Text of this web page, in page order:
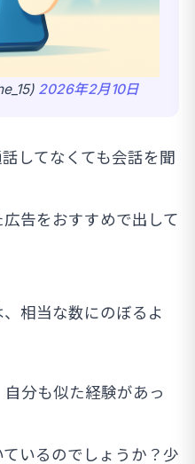
2026年2月10日
してなくても会話を聞
告をおすすめで出して
相当な数にのぼるよ
分も似た経験があっ
いるのでしょうか？少